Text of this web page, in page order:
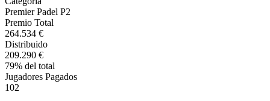
Premier Padel P2
Premio Total
264.534 €
Distribuido
209.290 €
79% del total
Jugadores Pagados
102